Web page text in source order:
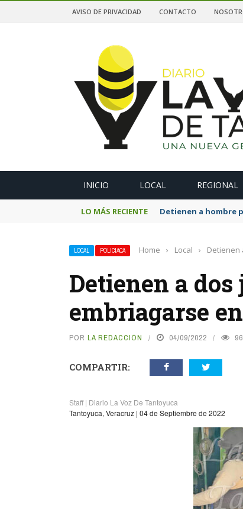
AVISO DE PRIVACIDAD CONTACTO
INICIO LOCAL REGIONAL
LO MÁS RECIENTE Detienen a hombre
LOCAL POLICIACA Home › Local › Detienen
Detienen a
embriagarse
POR LA REDACCIÓN 04/09/2022
COMPARTIR:
Staff | Diario La Voz De Tantoyuca
Tantoyuca, Veracruz | 04 de Septiembre de 2022